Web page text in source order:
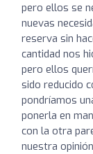
pero ellos se
nuevas
reserva sin
cantidad nos
pero ellos
sido reducido
pondríamos
ponerla en
con la otra
nuestra